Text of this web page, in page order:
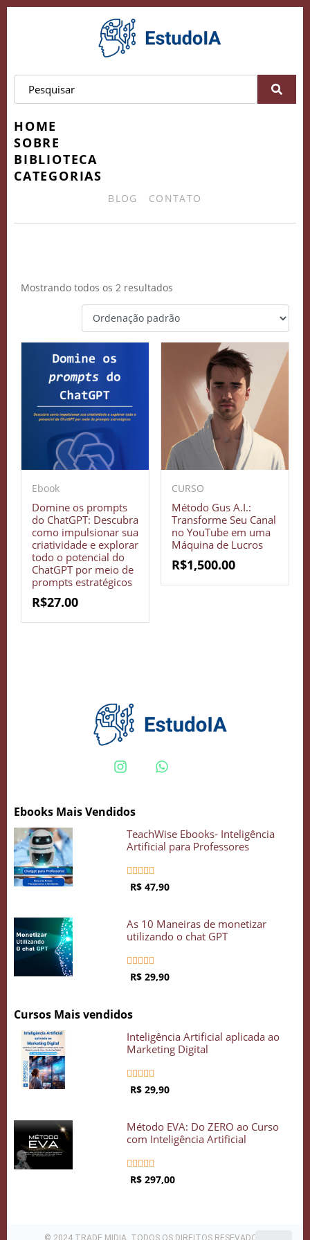
HOME
SOBRE
BIBLIOTECA
CATEGORIAS
BLOG CONTATO
Mostrando todos os 2 resultados
Ebook
Domine os prompts
do ChatGPT: Descubra
como impulsionar sua
criatividade e explorar
todo o potencial do
ChatGPT por meio de
prompts estratégicos
R$27.00
CURSO
Método Gus A.I.:
Transforme Seu Canal
no YouTube em uma
Máquina de Lucros
R$1,500.00
Ebooks Mais Vendidos
TeachWise Ebooks- Inteligência
Artificial para Professores
    
R$ 47,90
As 10 Maneiras de monetizar
utilizando o chat GPT
    
R$ 29,90
Cursos Mais vendidos
Inteligência Artificial aplicada ao
Marketing Digital
    
R$ 29,90
Método EVA: Do ZERO ao Curso
com Inteligência Artificial
    
R$ 297,00
© 2024 TRADE MIDIA. TODOS OS DIREITOS RESEVADOS .
Crie seu Avatar com Inteligência Artificial
Vidgenie